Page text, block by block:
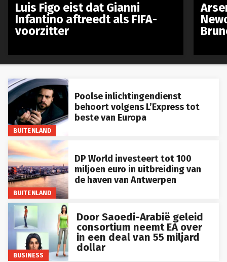
BUITENLAND
Poolse inlichtingendienst
behoort volgens L’Express tot
beste van Europa
BUITENLAND
DP World investeert tot 100
miljoen euro in uitbreiding van
de haven van Antwerpen
BUSINESS
Door Saoedi-Arabië geleid
consortium neemt EA over
in een deal van 55 miljard
dollar
Luis Figo eist dat Gianni
Infantino aftreedt als FIFA-
voorzitter